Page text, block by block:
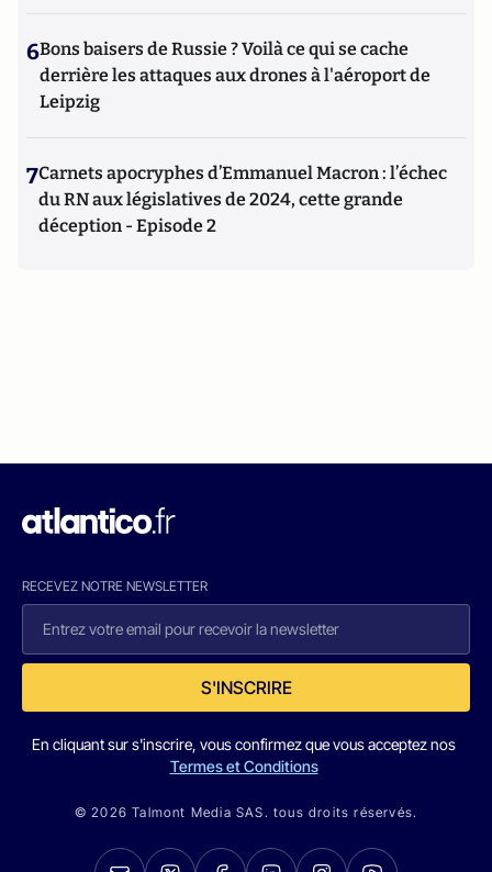
6Bons baisers de Russie ? Voilà ce qui se cache
derrière les attaques aux drones à l'aéroport de
Leipzig
7Carnets apocryphes d’Emmanuel Macron : l’échec
du RN aux législatives de 2024, cette grande
déception - Episode 2
RECEVEZ NOTRE NEWSLETTER
S'INSCRIRE
En cliquant sur s'inscrire, vous confirmez que vous acceptez nos
Termes et Conditions
© 2026 Talmont Media SAS. tous droits réservés.